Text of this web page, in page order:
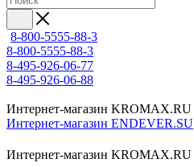
8-800-5555-88-3
8-800-5555-88-3
8-495-926-06-77
8-495-926-06-88
Интернет-магазин KROMAX.RU
Интернет-магазин ENDEVER.SU
Интернет-магазин KROMAX.RU